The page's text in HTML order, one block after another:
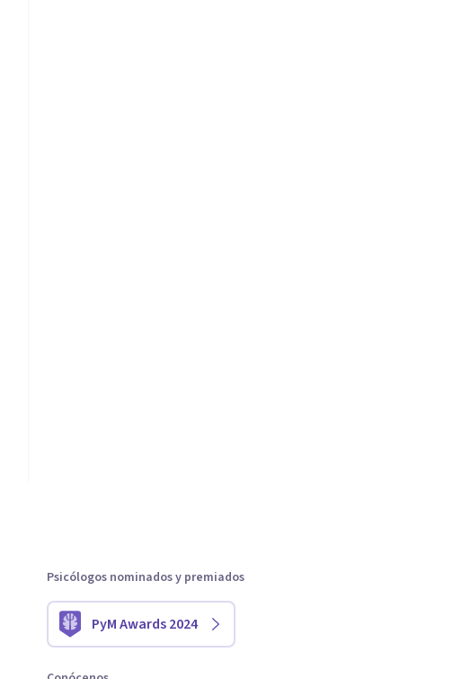
Psicólogos nominados y premiados
PyM Awards 2024